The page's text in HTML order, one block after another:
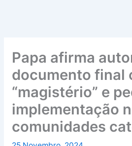
Papa afirma
documento final
“magistério” e
implementação
comunidades